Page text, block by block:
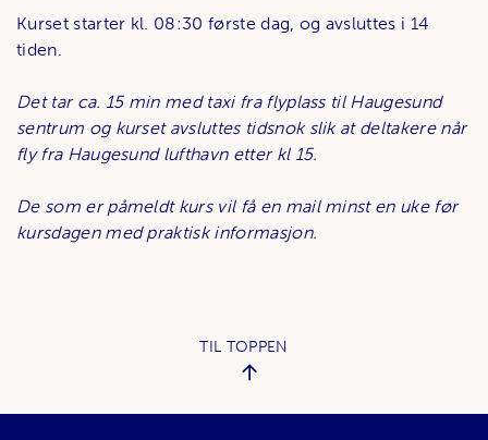
Kurset starter kl. 08:30 første dag, og avsluttes i 14
tiden.
Det tar ca. 15 min med taxi fra flyplass til Haugesund
sentrum og kurset avsluttes tidsnok slik at deltakere når
fly fra Haugesund lufthavn etter kl 15.
De som er påmeldt kurs vil få en mail minst en uke før
kursdagen med praktisk informasjon.
TIL TOPPEN